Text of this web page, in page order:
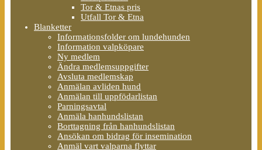
Tor & Etnas pris
Utfall Tor & Etna
Blanketter
Informationsfolder om lundehunden
Information valpköpare
Ny medlem
Ändra medlemsuppgifter
Avsluta medlemskap
Anmälan avliden hund
Anmälan till uppfödarlistan
Parningsavtal
Anmäla hanhundslistan
Borttagning från hanhundslistan
Ansökan om bidrag för insemination
Anmäl vart valparna flyttar